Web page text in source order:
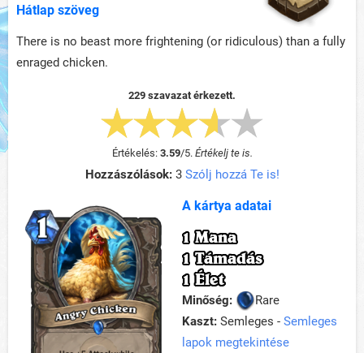
Hátlap szöveg
There is no beast more frightening (or ridiculous) than a fully
enraged chicken.
229 szavazat érkezett.
Értékelés: 3.59/5. Értékelj te is.
Hozzászólások:3 Szólj hozzá Te is!
A kártya adatai
1 Mana
1 Támadás
1 Élet
Minőség:
Rare
Kaszt: Semleges - Semleges
lapok megtekintése